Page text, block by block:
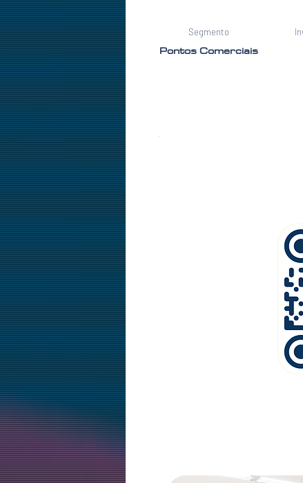
Segmento
Pontos Comerciais